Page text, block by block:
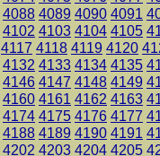
4088 4089 4090 4091
4102 4103 4104 4105
4117 4118 4119 4120
4132 4133 4134 4135
4146 4147 4148 4149
4160 4161 4162 4163
4174 4175 4176 4177
4188 4189 4190 4191
4202 4203 4204 4205